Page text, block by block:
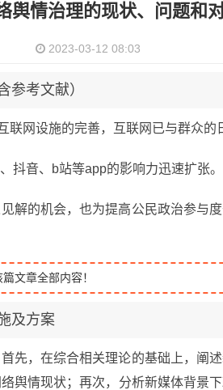
舆情治理的现状、问题和
2023-03-12 08:03
参考文献）
联网设施的完善，互联网已与群众的
抖音、b站等app的影响力迅速扩张。
解的机会，也为提高公民政治参与
文章全部内容！
及方案
先，在综合相关理论的基础上，阐
舆情现状；再次，分析新媒体背景